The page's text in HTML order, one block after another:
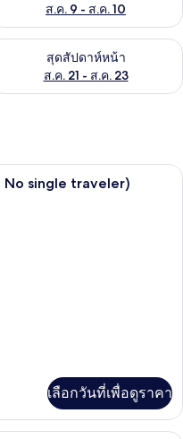
ส.ค. 9 - ส.ค. 10
ห์นี้ ส.ค. 14 - ส.ค. 16
สุดสัปดาห์หน้า
ส.ค. 21 - ส.ค. 23
วจสอบจำนวนห้องพักว่างใน
No single traveler)
เลือกวันที่เพื่อดูราคา